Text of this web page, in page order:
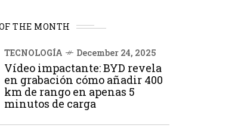
THE MONTH
TECNOLOGÍA December 24, 2025
Vídeo impactante: BYD revela
en grabación cómo añadir 400
km de rango en apenas 5
minutos de carga